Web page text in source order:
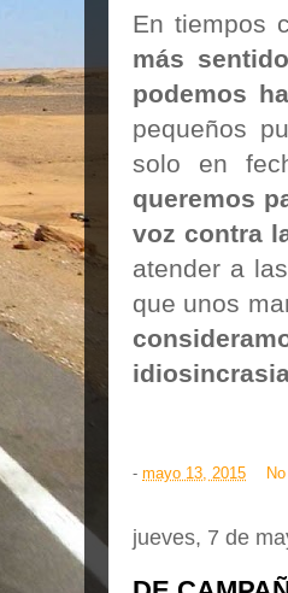
En tiempos
más
podemos
pequeños
solo en
queremos
voz contra
atender a
que unos
- mayo 13, 2015
jueves, 7 de